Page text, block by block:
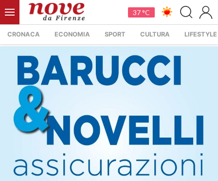
37 °C
CRONACA ECONOMIA SPORT CULTURA LIFESTYLE